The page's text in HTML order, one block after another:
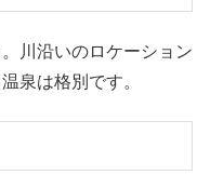
川沿いのロケーション
泉は格別です。